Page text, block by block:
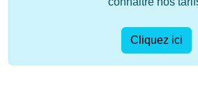
Cliquez ici